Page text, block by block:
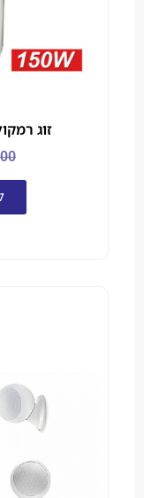
זוג רמקולי חוץ – HARMONY YE55
₪
לפרטים